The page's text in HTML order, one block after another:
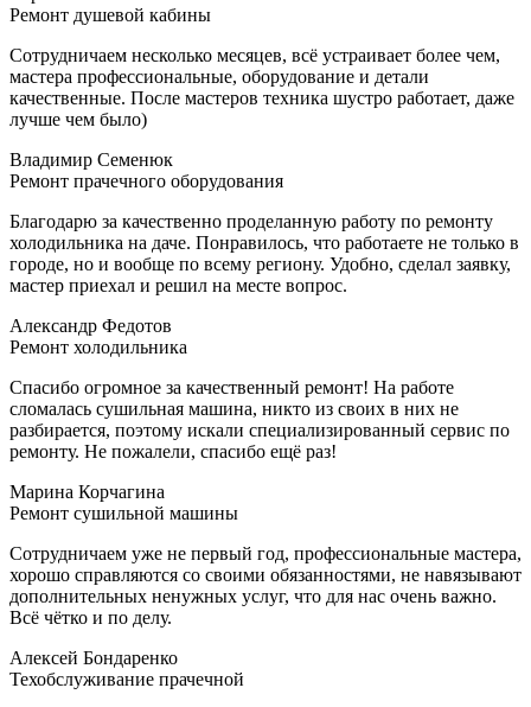
Ремонт душевой кабины
Сотрудничаем несколько месяцев, всё устраивает более чем,
мастера профессиональные, оборудование и детали
качественные. После мастеров техника шустро работает, даже
лучше чем было)
Владимир Семенюк
Ремонт прачечного оборудования
Благодарю за качественно проделанную работу по ремонту
холодильника на даче. Понравилось, что работаете не только в
городе, но и вообще по всему региону. Удобно, сделал заявку,
мастер приехал и решил на месте вопрос.
Александр Федотов
Ремонт холодильника
Спасибо огромное за качественный ремонт! На работе
сломалась сушильная машина, никто из своих в них не
разбирается, поэтому искали специализированный сервис по
ремонту. Не пожалели, спасибо ещё раз!
Марина Корчагина
Ремонт сушильной машины
Сотрудничаем уже не первый год, профессиональные мастера,
хорошо справляются со своими обязанностями, не навязывают
дополнительных ненужных услуг, что для нас очень важно.
Всё чётко и по делу.
Алексей Бондаренко
Техобслуживание прачечной